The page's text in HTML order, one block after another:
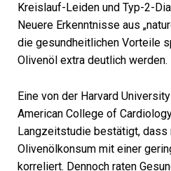
Kreislauf-Leiden und Typ-2-
Neuere Erkenntnisse aus
die gesundheitlichen Vorteile
Olivenöl extra deutlich werden.
Eine von der Harvard
American College of
Langzeitstudie bestätigt,
Olivenölkonsum mit einer
korreliert. Dennoch raten